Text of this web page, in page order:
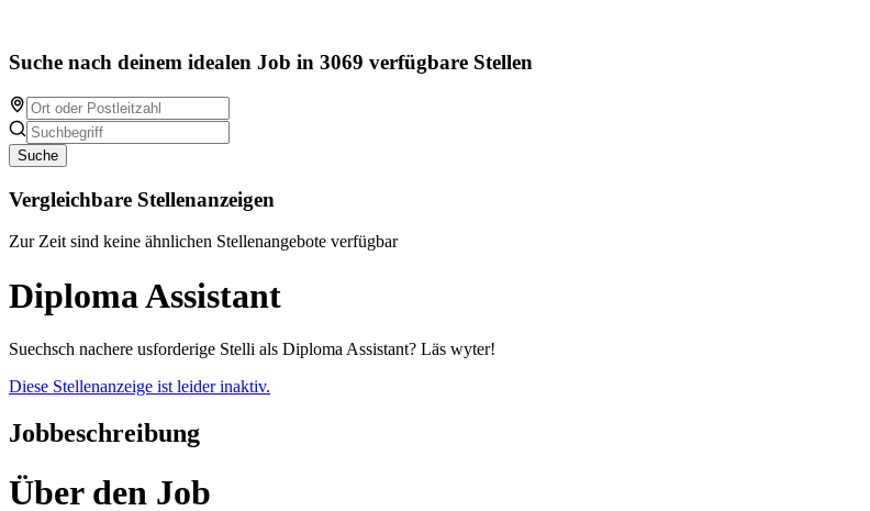
Suche nach deinem idealen Job in 3069 verfügbare Stellen
Suche
Vergleichbare Stellenanzeigen
Zur Zeit sind keine ähnlichen Stellenangebote verfügbar
Diploma Assistant
Suechsch nachere usforderige Stelli als Diploma Assistant? Läs wyter!
Diese Stellenanzeige ist leider inaktiv.
Jobbeschreibung
Über den Job